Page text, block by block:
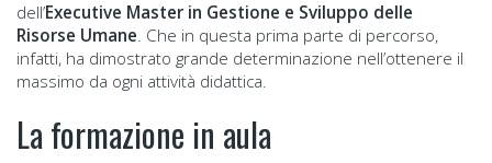
dell’Executive Master in Gestione e Sviluppo delle
Risorse Umane . Che in questa prima parte di percorso,
infatti, ha dimostrato grande determinazione nell’ottenere il
massimo da ogni attività didattica.
La formazione in aula